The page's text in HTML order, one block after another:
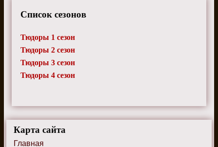
Список сезонов
Тюдоры 1 сезон
Тюдоры 2 сезон
Тюдоры 3 сезон
Тюдоры 4 сезон
Карта сайта
Главная